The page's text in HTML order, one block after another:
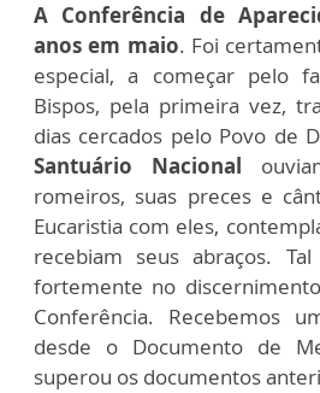
A Conferência de
anos em maio. Foi
especial, a começar pelo
Bispos, pela primeira vez,
dias cercados pelo Povo de
Santuário Nacional
romeiros, suas preces e
Eucaristia com eles,
recebiam seus abraços.
fortemente no
Conferência. Recebemos
desde o Documento de
superou os documentos